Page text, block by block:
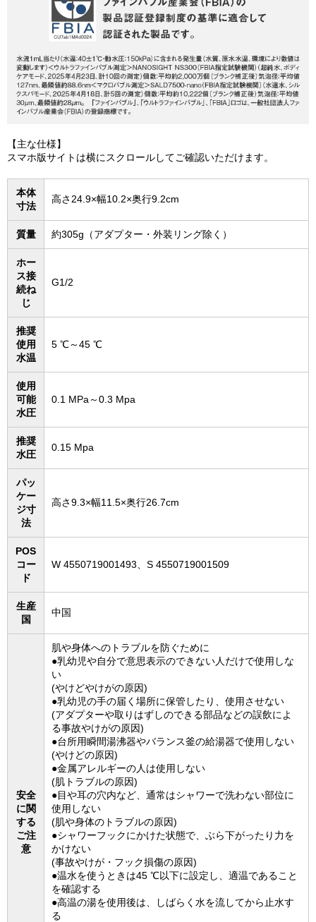
【主な仕様】
スマホ版サイトは横にスクロールしてご確認いただけます。
本体
寸法
高さ24.9×幅10.2×奥行9.2cm
質量 約305g（アダプター・外装リング除く）
ホー
ス接
続ね
じ
G1/2
推奨
使用
水温
5 ℃～45 ℃
使用
可能
水圧
0.1 MPa～0.3 Mpa
推奨
水圧
0.15 Mpa
パッ
ケー
ジ寸
法
高さ9.3×幅11.5×奥行26.7cm
POS
コー
ド
W 4550719001493、S 4550719001509
生産
国
中国
安全
に関
する
ご注
意
肌や身体へのトラブルを防ぐために
●乳幼児や自分で意思表示のできない人だけで使用しな
い
(やけどやけがの原因)
●乳幼児の手の届く場所に保管したり、使用させない
(アダプターや取りはずしのできる部品などの誤飲によ
る事故やけがの原因)
●台所用瞬間湯沸器やバランス釜の給湯器で使用しない
(やけどの原因)
●金属アレルギーの人は使用しない
(肌トラブルの原因)
●目や耳の穴内など、通常はシャワーで洗わない部位に
使用しない
(肌や身体のトラブルの原因)
●シャワーフックにかけた状態で、ぶら下がったり力を
かけない
(事故やけが・フック損傷の原因)
●温水を使うときは45 ℃以下に設定し、適温であること
を確認する
●高温の湯を使用後は、しばらく水を流してから止水す
る